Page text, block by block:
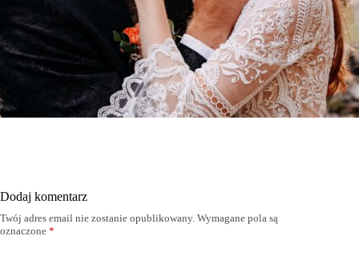
Dodaj komentarz
Twój adres email nie zostanie opublikowany. Wymagane pola są
oznaczone *